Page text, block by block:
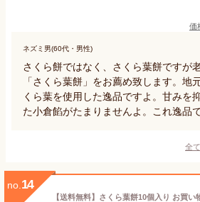
価
ネズミ男(60代・男性)
さくら餅ではなく、さくら葉餅ですが
「さくら葉餅」をお薦め致します。地
くら葉を使用した逸品ですよ。甘みを
た小倉餡がたまりませんよ。これ逸品
全
no. 14